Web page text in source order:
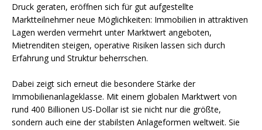
Druck geraten, eröffnen sich für gut aufgestellte
Marktteilnehmer neue Möglichkeiten: Immobilien in attraktiven
Lagen werden vermehrt unter Marktwert angeboten,
Mietrenditen steigen, operative Risiken lassen sich durch
Erfahrung und Struktur beherrschen.
Dabei zeigt sich erneut die besondere Stärke der
Immobilienanlageklasse. Mit einem globalen Marktwert von
rund 400 Billionen US-Dollar ist sie nicht nur die größte,
sondern auch eine der stabilsten Anlageformen weltweit. Sie